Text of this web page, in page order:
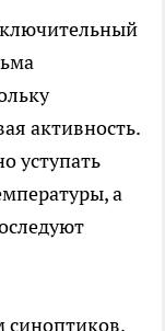
активность.
уступать
а
синоптиков,